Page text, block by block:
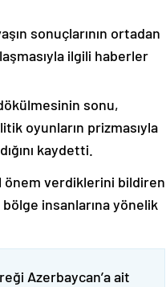
sonuçlarının ortadan
ilgili haberler
sonu,
oyunların prizmasıyla
kaydetti.
önem verdiklerini bildiren
bölge insanlarına yönelik
Azerbaycan’a ait